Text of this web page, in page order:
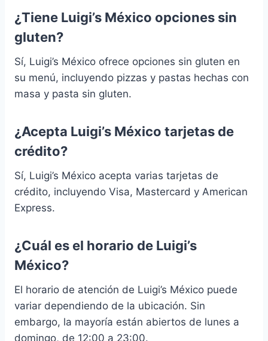
¿Tiene Luigi’s México opciones sin
gluten?
Sí, Luigi’s México ofrece opciones sin gluten en
su menú, incluyendo pizzas y pastas hechas con
masa y pasta sin gluten.
¿Acepta Luigi’s México tarjetas de
crédito?
Sí, Luigi’s México acepta varias tarjetas de
crédito, incluyendo Visa, Mastercard y American
Express.
¿Cuál es el horario de Luigi’s
México?
El horario de atención de Luigi’s México puede
variar dependiendo de la ubicación. Sin
embargo, la mayoría están abiertos de lunes a
domingo, de 12:00 a 23:00.